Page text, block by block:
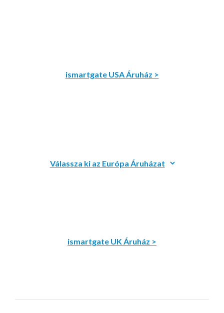
ismartgate USA Áruház >
ismartgate UK Áruház >